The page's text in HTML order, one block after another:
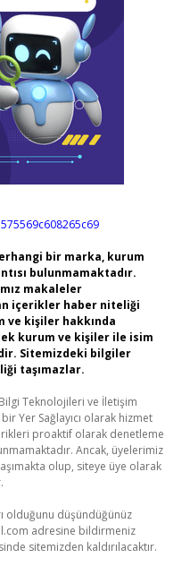
bir marka, kurum
bulunmamaktadır.
makaleler
içerikler haber niteliği
ve kişiler hakkında
kurum ve kişiler ile isim
Sitemizdeki bilgiler
taşımazlar.
Teknolojileri ve İletişim
Yer Sağlayıcı olarak hizmet
proaktif olarak denetleme
Ancak, üyelerimiz
olup, siteye üye olarak
olduğunu düşündüğünüz
adresine bildirmeniz
sitemizden kaldırılacaktır.